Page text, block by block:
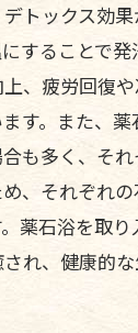
トックス効
することで発
、疲労回復
す。また、
も多く、そ
、それぞれ
薬石浴を取
れ、健康的